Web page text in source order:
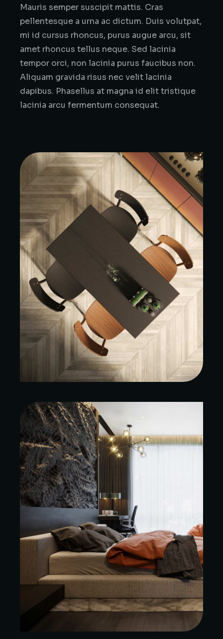
Mauris semper suscipit mattis. Cras
pellentesque a urna ac dictum. Duis volutpat,
mi id cursus rhoncus, purus augue arcu, sit
amet rhoncus tellus neque. Sed lacinia
tempor orci, non lacinia purus faucibus non.
Aliquam gravida risus nec velit lacinia
dapibus. Phasellus at magna id elit tristique
lacinia arcu fermentum consequat.